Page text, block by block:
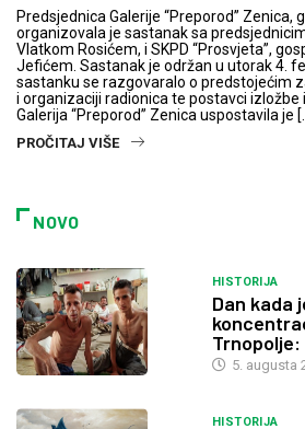
Predsjednica Galerije “Preporod” Zenica,
organizovala je sastanak sa
Vlatkom Rosićem, i SKPD “Prosvjeta”,
Jefićem. Sastanak je održan u utorak 4.
sastanku se razgovaralo o predstojećim
i organizaciji radionica te postavci izložbe
Galerija “Preporod” Zenica uspostavila je
PROČITAJ VIŠE
NOVO
HISTORIJA
Dan kada
5. augusta
HISTORIJA